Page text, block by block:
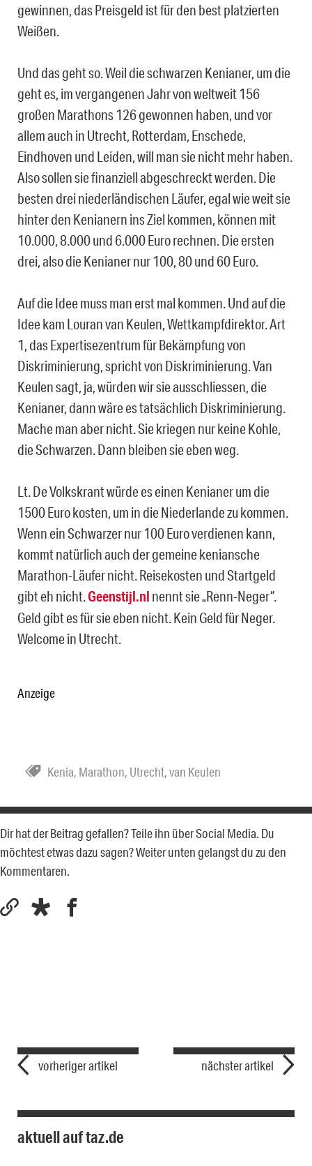
gewinnen, das Preisgeld ist für den best platzierten
Weißen.
Und das geht so. Weil die schwarzen Kenianer, um die
geht es, im vergangenen Jahr von weltweit 156
großen Marathons 126 gewonnen haben, und vor
allem auch in Utrecht, Rotterdam, Enschede,
Eindhoven und Leiden, will man sie nicht mehr haben.
Also sollen sie finanziell abgeschreckt werden. Die
besten drei niederländischen Läufer, egal wie weit sie
hinter den Kenianern ins Ziel kommen, können mit
10.000, 8.000 und 6.000 Euro rechnen. Die ersten
drei, also die Kenianer nur 100, 80 und 60 Euro.
Auf die Idee muss man erst mal kommen. Und auf die
Idee kam Louran van Keulen, Wettkampfdirektor. Art
1, das Expertisezentrum für Bekämpfung von
Diskriminierung, spricht von Diskriminierung. Van
Keulen sagt, ja, würden wir sie ausschliessen, die
Kenianer, dann wäre es tatsächlich Diskriminierung.
Mache man aber nicht. Sie kriegen nur keine Kohle,
die Schwarzen. Dann bleiben sie eben weg.
Lt. De Volkskrant würde es einen Kenianer um die
1500 Euro kosten, um in die Niederlande zu kommen.
Wenn ein Schwarzer nur 100 Euro verdienen kann,
kommt natürlich auch der gemeine keniansche
Marathon-Läufer nicht. Reisekosten und Startgeld
gibt eh nicht.Geenstijl.nl nennt sie „Renn-Neger“.
Geld gibt es für sie eben nicht. Kein Geld für Neger.
Welcome in Utrecht.
Anzeige
Kenia, Marathon, Utrecht,van Keulen
Dir hat der Beitrag gefallen? Teile ihn über Social Media. Du
möchtest etwas dazu sagen? Weiter unten gelangst du zu den
Kommentaren.
vorheriger artikel nächster artikel
aktuell auf taz.de